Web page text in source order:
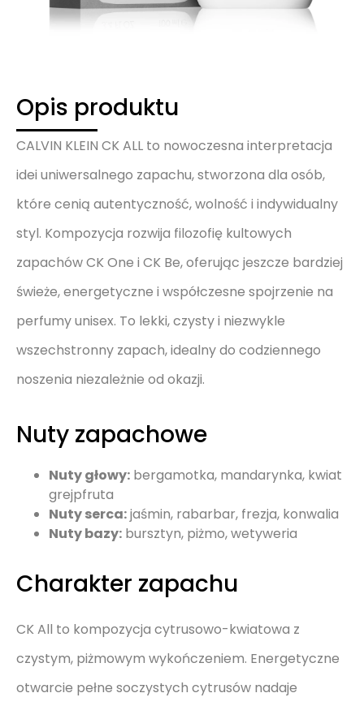
Opis produktu
CALVIN KLEIN CK ALL to nowoczesna interpretacja
idei uniwersalnego zapachu, stworzona dla osób,
które cenią autentyczność, wolność i indywidualny
styl. Kompozycja rozwija filozofię kultowych
zapachów CK One i CK Be, oferując jeszcze bardziej
świeże, energetyczne i współczesne spojrzenie na
perfumy unisex. To lekki, czysty i niezwykle
wszechstronny zapach, idealny do codziennego
noszenia niezależnie od okazji.
Nuty zapachowe
Nuty głowy: bergamotka, mandarynka, kwiat
grejpfruta
Nuty serca:jaśmin, rabarbar, frezja, konwalia
Nuty bazy: bursztyn, piżmo, wetyweria
Charakter zapachu
CK All to kompozycja cytrusowo-kwiatowa z
czystym, piżmowym wykończeniem. Energetyczne
otwarcie pełne soczystych cytrusów nadaje